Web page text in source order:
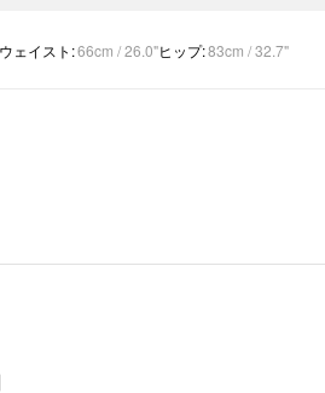
ウェイスト :66cm / 26.0"ヒップ:83cm / 32.7"